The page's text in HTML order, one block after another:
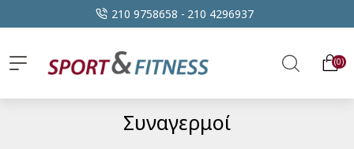
210 9758658 - 210 4296937
0
Συναγερμοί